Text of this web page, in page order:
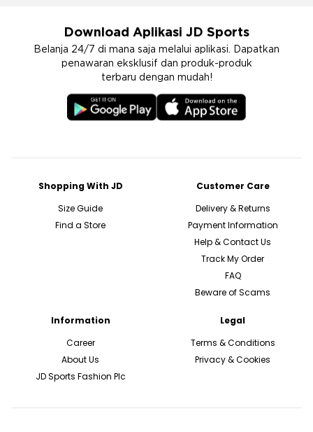
Download Aplikasi JD Sports
Belanja 24/7 di mana saja melalui aplikasi. Dapatkan
penawaran eksklusif dan produk-produk
terbaru dengan mudah!
Shopping With JD
Size Guide
Find a Store
Customer Care
Delivery & Returns
Payment Information
Help & Contact Us
Track My Order
FAQ
Beware of Scams
Information
Career
About Us
JD Sports Fashion Plc
Legal
Terms & Conditions
Privacy & Cookies